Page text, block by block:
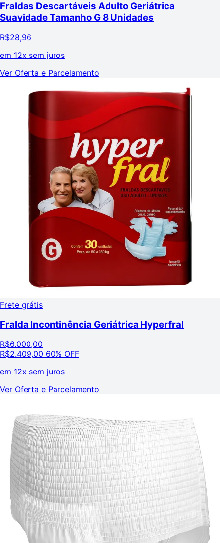
Fraldas Descartáveis Adulto Geriátrica
Suavidade Tamanho G 8 Unidades
R$28,96
em 12x sem juros
Ver Oferta e Parcelamento
Frete grátis
Fralda Incontinência Geriátrica Hyperfral
R$6.000,00
R$2.409,00 60% OFF
em 12x sem juros
Ver Oferta e Parcelamento